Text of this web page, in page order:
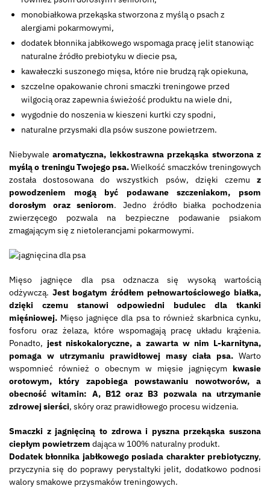
monobiałkowa przekąska stworzona z myślą o psach z
alergiami pokarmowymi,
dodatek błonnika jabłkowego wspomaga pracę jelit stanowiąc
naturalne źródło prebiotyku w diecie psa,
kawałeczki suszonego mięsa, które nie brudzą rąk opiekuna,
szczelne opakowanie chroni smaczki treningowe przed
wilgocią oraz zapewnia świeżość produktu na wiele dni,
wygodnie do noszenia w kieszeni kurtki czy spodni,
naturalne przysmaki dla psów suszone powietrzem.
Niebywalearomatyczna, lekkostrawna przekąska stworzona z
myślą o treningu Twojego psa.Wielkość smaczków treningowych
została dostosowana do wszystkich psów, dzięki czemu z
powodzeniem mogą być podawane szczeniakom, psom
dorosłym oraz seniorom. Jedno źródło białka pochodzenia
zwierzęcego pozwala na bezpieczne podawanie psiakom
zmagającym się z nietolerancjami pokarmowymi.
Mięso jagnięce dla psa odznacza się wysoką wartością
odżywczą. Jest bogatym źródłem pełnowartościowego białka,
dzięki czemu stanowi odpowiedni budulec dla tkanki
mięśniowej. Mięso jagnięce dla psa to również skarbnica cynku,
fosforu oraz żelaza, które wspomagają pracę układu krążenia.
Ponadto,jest niskokaloryczne, a zawarta w nim L-karnityna,
pomaga w utrzymaniu prawidłowej masy ciała psa. Warto
wspomnieć również o obecnym w mięsie jagnięcym kwasie
orotowym, który zapobiega powstawaniu nowotworów, a
obecność witamin: A, B12 oraz B3 pozwala na utrzymanie
zdrowej sierści, skóry oraz prawidłowego procesu widzenia.
Smaczki z jagnięciną to zdrowa i pyszna przekąska suszona
ciepłym powietrzem dająca w 100% naturalny produkt.
Dodatek błonnika jabłkowego posiada charakter prebiotyczny,
przyczynia się do poprawy perystaltyki jelit, dodatkowo podnosi
walory smakowe przysmaków treningowych.